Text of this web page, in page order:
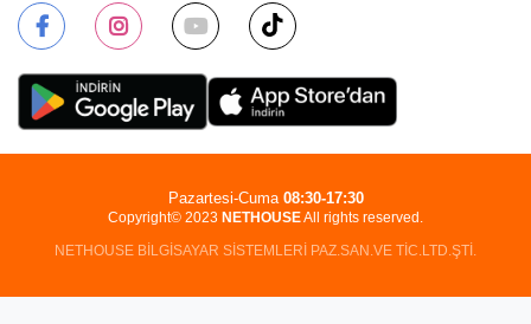
Copyright© 2023 NETHOUSEAll rights reserved.
NETHOUSE BİLGİSAYAR SİSTEMLERİ PAZ.SAN.VE TİC.LTD.ŞTİ.
Pazartesi-Cuma 08:30-17:30